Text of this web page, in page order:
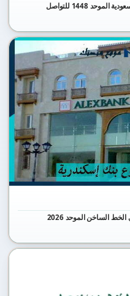
رقم خدمة عملاء فروع مختبر أنيس الخير السعودية الموحد 1448 للتواصل
رقم خدمة عملاء فروع بنك إسكندرية شكاوي الخط الساخن الموحد 2026